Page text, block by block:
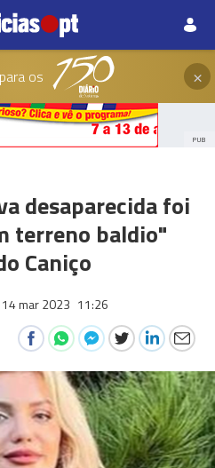
para os ×
PUB
desaparecida foi
terreno baldio"
Caniço
14 mar 2023 11:26